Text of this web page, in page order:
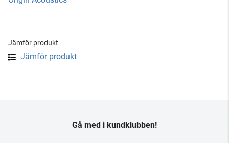
Jämför produkt
Jämför produkt
Gå med i kundklubben!